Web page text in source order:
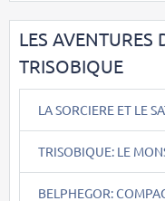
LES AVENTURES
TRISOBIQUE
LA SORCIERE ET LE
TRISOBIQUE: LE
BELPHEGOR: